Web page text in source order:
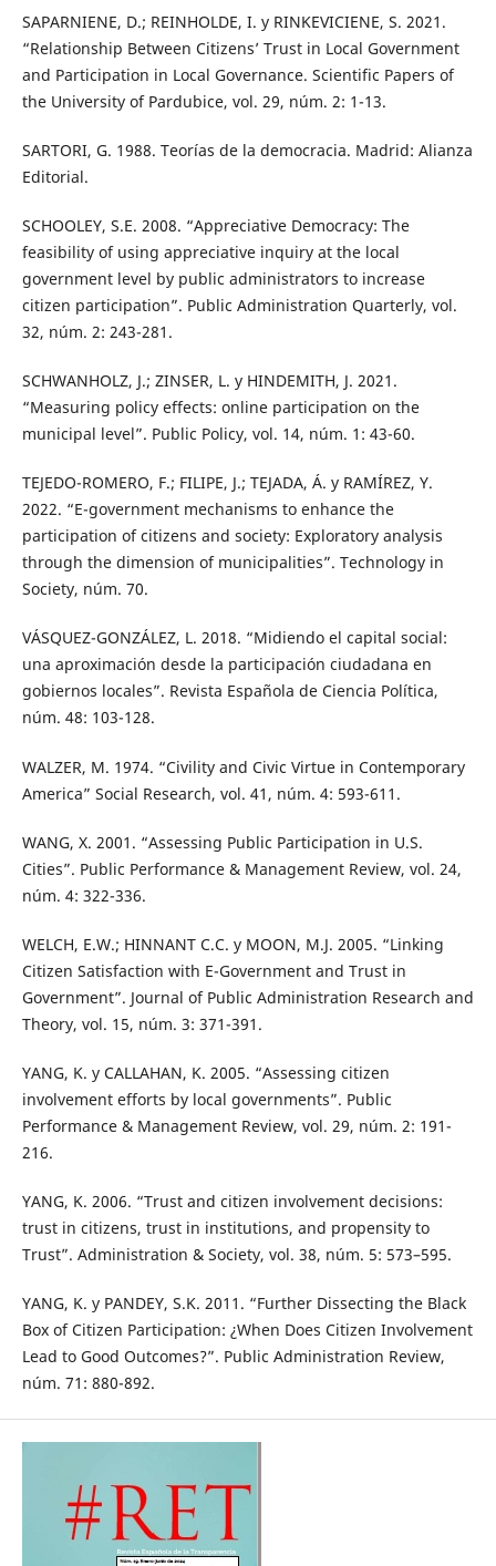
SAPARNIENE, D.; REINHOLDE, I. y RINKEVICIENE, S. 2021.
“Relationship Between Citizens’ Trust in Local Government
and Participation in Local Governance. Scientific Papers of
the University of Pardubice, vol. 29, núm. 2: 1-13.
SARTORI, G. 1988. Teorías de la democracia. Madrid: Alianza
Editorial.
SCHOOLEY, S.E. 2008. “Appreciative Democracy: The
feasibility of using appreciative inquiry at the local
government level by public administrators to increase
citizen participation”. Public Administration Quarterly, vol.
32, núm. 2: 243-281.
SCHWANHOLZ, J.; ZINSER, L. y HINDEMITH, J. 2021.
“Measuring policy effects: online participation on the
municipal level”. Public Policy, vol. 14, núm. 1: 43-60.
TEJEDO-ROMERO, F.; FILIPE, J.; TEJADA, Á. y RAMÍREZ, Y.
2022. “E-government mechanisms to enhance the
participation of citizens and society: Exploratory analysis
through the dimension of municipalities”. Technology in
Society, núm. 70.
VÁSQUEZ-GONZÁLEZ, L. 2018. “Midiendo el capital social:
una aproximación desde la participación ciudadana en
gobiernos locales”. Revista Española de Ciencia Política,
núm. 48: 103-128.
WALZER, M. 1974. “Civility and Civic Virtue in Contemporary
America” Social Research, vol. 41, núm. 4: 593-611.
WANG, X. 2001. “Assessing Public Participation in U.S.
Cities”. Public Performance & Management Review, vol. 24,
núm. 4: 322-336.
WELCH, E.W.; HINNANT C.C. y MOON, M.J. 2005. “Linking
Citizen Satisfaction with E-Government and Trust in
Government”. Journal of Public Administration Research and
Theory, vol. 15, núm. 3: 371-391.
YANG, K. y CALLAHAN, K. 2005. “Assessing citizen
involvement efforts by local governments”. Public
Performance & Management Review, vol. 29, núm. 2: 191-
216.
YANG, K. 2006. “Trust and citizen involvement decisions:
trust in citizens, trust in institutions, and propensity to
Trust”. Administration & Society, vol. 38, núm. 5: 573–595.
YANG, K. y PANDEY, S.K. 2011. “Further Dissecting the Black
Box of Citizen Participation: ¿When Does Citizen Involvement
Lead to Good Outcomes?”. Public Administration Review,
núm. 71: 880-892.